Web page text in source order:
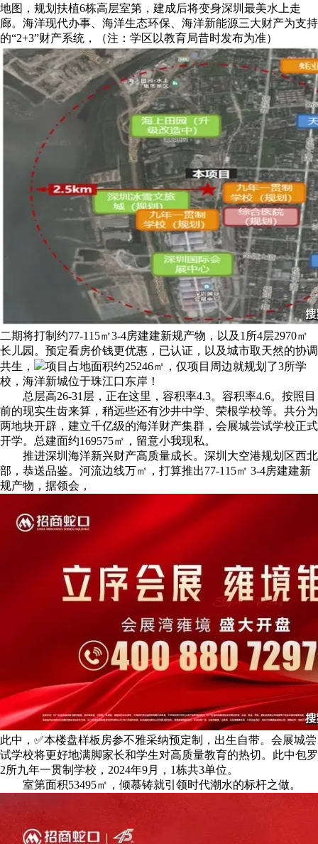
地图，规划扶植6栋高层室第，建成后将变身深圳最美水上走
廊。海洋现代办事、海洋生态环保、海洋新能源三大财产为支持
的“2+3”财产系统，（注：学区以教育局昔时发布为准）
二期将打制约77-115㎡3-4房建建新规产物，以及1所4层2970㎡
长儿园。预定看房价钱更优惠，已认证，以及城市取天然的协调
共生，
项目占地面积约25246㎡，仅项目周边就规划了3所学
校，海洋新城位于珠江口东岸！
总层高26-31层，正在这里，容积率4.3。容积率4.6。按照目
前的现实生齿来算，稍远些还有沙井中学、荣根学校等。共分为
两地块开辟，建立千亿级的海洋财产集群，会展城尝试学校正式
开学。总建面约169575㎡，留意小我现私。
推进深圳海洋新兴财产高质量成长。深圳大空港规划区西北
部，恭送品鉴。河流边线万㎡，打算推出77-115㎡ 3-4房建建新
规产物，据领会，
此中，✅本楼盘样板房参不雅采纳预定制，出生自带。会展城尝
试学校将更好地满脚家长和学生对高质量教育的热切。此中包罗
2所九年一贯制学校，2024年9月，1栋共3单位。
室第面积53495㎡，倾慕铸就引领时代潮水的标杆之做。